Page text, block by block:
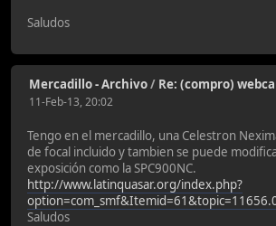
Saludos
Mercadillo - Archivo/ Re: (compro)
11-Feb-13, 20:02
Tengo en el mercadillo, una Celestron
de focal incluido y tambien se puede
exposición como la SPC900NC.
http://www.latinquasar.org/index.php?
Saludos